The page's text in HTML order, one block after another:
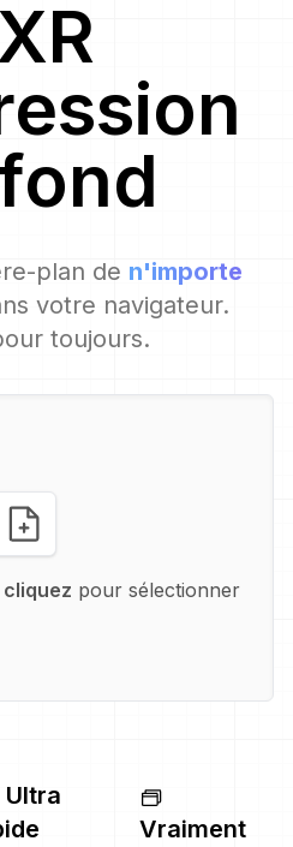
plan de n'importe
votre navigateur.
toujours.
cliquez pour sélectionner
Ultra
Vraiment